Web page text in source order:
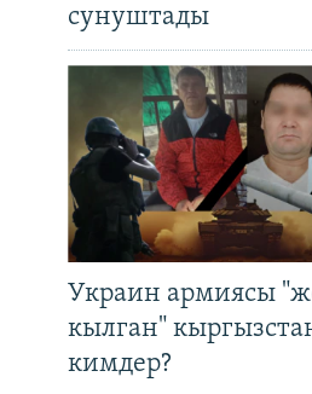
сунуштады
Украин армиясы
кылган"
кимдер?